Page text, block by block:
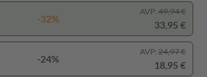
-32%
AVP: 49,94 €
33,95 €
-24%
AVP: 24,97 €
18,95 €